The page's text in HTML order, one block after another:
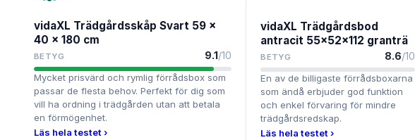
vidaXL Trädgårdsskåp Svart 59 x
40 x 180 cm
BETYG 9.1/10
Mycket prisvärd och rymlig förrådsbox som
passar de flesta behov. Perfekt för dig som
vill ha ordning i trädgården utan att betala
en förmögenhet.
Läs hela testet ›
vidaXL Trädgårdsbod
antracit 55x52x112 granträ
BETYG 8.6/10
En av de billigaste förrådsboxarna
som ändå erbjuder god funktion
och enkel förvaring för mindre
trädgårdsredskap.
Läs hela testet ›